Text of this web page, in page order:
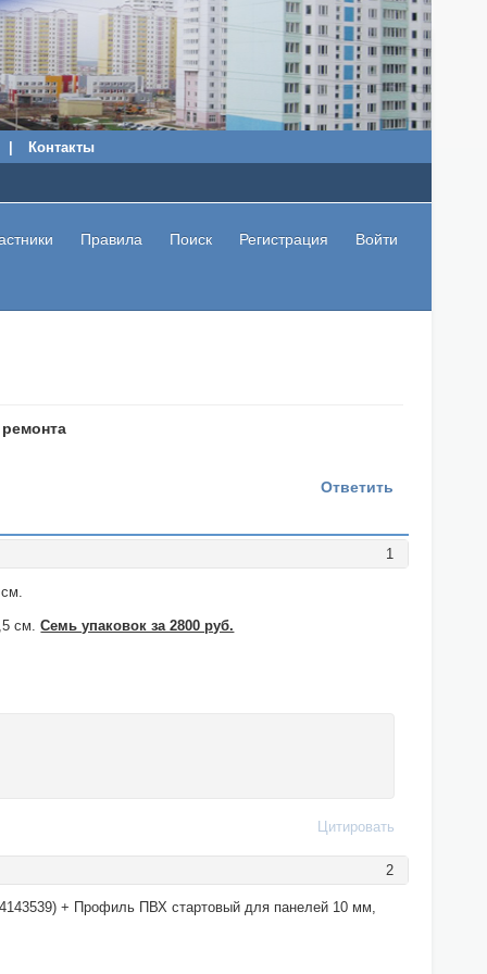
Контакты
Правила Поиск Регистрация Войти
Ответить
1
см.Семь упаковок за 2800 руб.
Цитировать
2
+ Профиль ПВХ стартовый для панелей 10 мм,